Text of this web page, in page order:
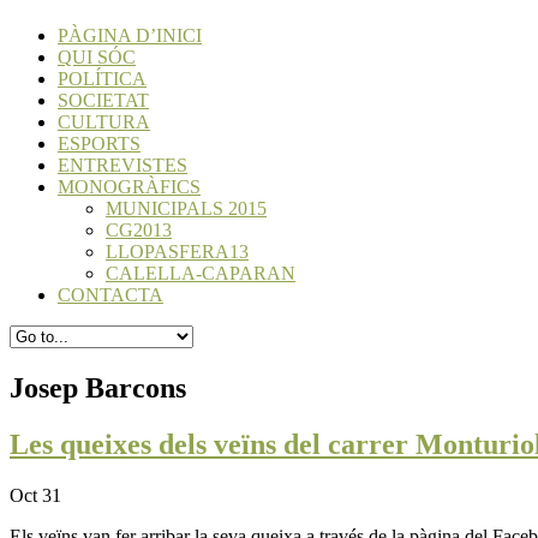
PÀGINA D’INICI
QUI SÓC
POLÍTICA
SOCIETAT
CULTURA
ESPORTS
ENTREVISTES
MONOGRÀFICS
MUNICIPALS 2015
CG2013
LLOPASFERA13
CALELLA-CAPARAN
CONTACTA
Josep Barcons
Les queixes dels veïns del carrer
Oct 31